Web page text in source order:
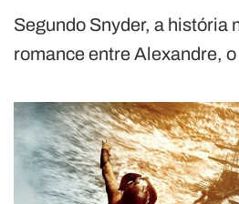
Segundo Snyder, a história
romance entre Alexandre,